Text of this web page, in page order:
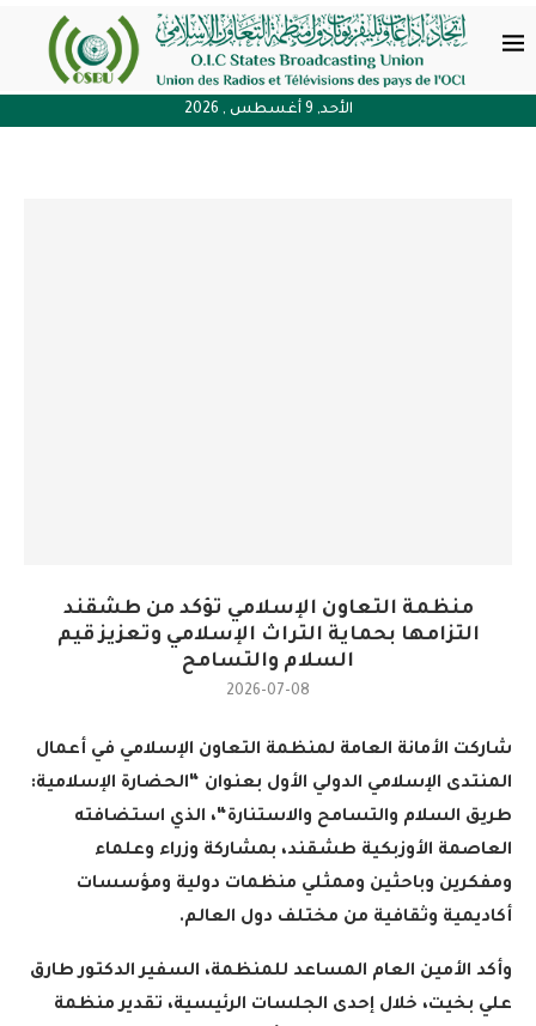
الأحد, 9 أغسطس , 2026
منظمة التعاون الإسلامي تؤكد من طشقند
التزامها بحماية التراث الإسلامي وتعزيز قيم
السلام والتسامح
2026-07-08
شاركت الأمانة العامة لمنظمة التعاون الإسلامي في أعمال
المنتدى الإسلامي الدولي الأول بعنوان “الحضارة الإسلامية:
طريق السلام والتسامح والاستنارة“، الذي استضافته
العاصمة الأوزبكية طشقند، بمشاركة وزراء وعلماء
ومفكرين وباحثين وممثلي منظمات دولية ومؤسسات
أكاديمية وثقافية من مختلف دول العالم.
وأكد الأمين العام المساعد للمنظمة، السفير الدكتور طارق
علي بخيت، خلال إحدى الجلسات الرئيسية، تقدير منظمة